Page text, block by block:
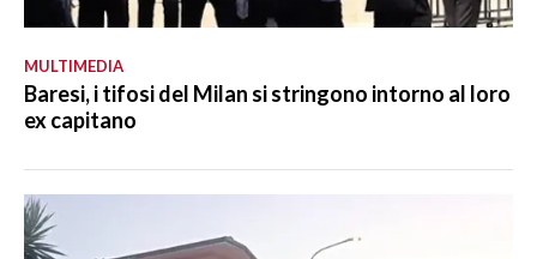
MULTIMEDIA
Baresi, i tifosi del Milan si stringono intorno al loro
ex capitano